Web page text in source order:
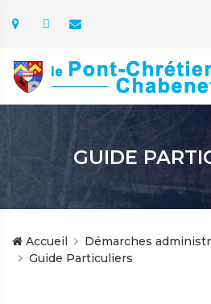
GUIDE
Accueil
Démarches
Guide Particuliers